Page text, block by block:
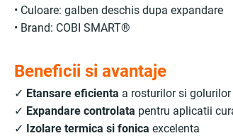
• Culoare: galben deschis dupa expandare
• Brand: COBI SMART®
Beneficii si avantaje
✓ Etansare eficienta a rosturilor si golurilor
✓ Expandare controlata pentru aplicatii
✓ Izolare termica si fonica excelenta